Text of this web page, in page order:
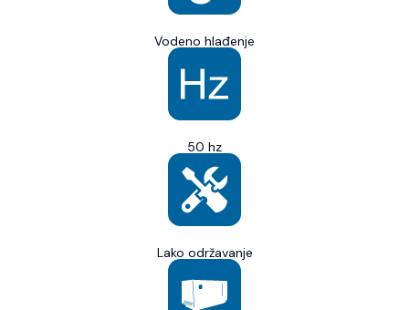
Vodeno hlađenje
50 hz
Lako održavanje